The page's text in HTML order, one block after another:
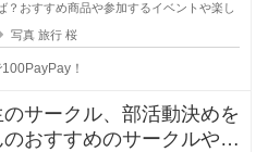
？おすすめ商品や参加するイベントや楽し
写真 旅行 桜
！
サークル、部活動決めを
おすすめのサークルや部